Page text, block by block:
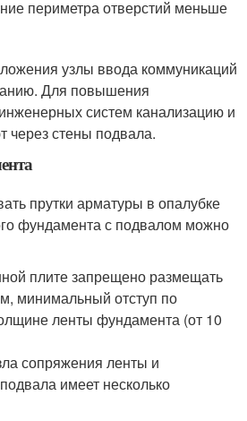
периметра отверстий меньше
узлы ввода коммуникаций
Для повышения
систем канализацию и
через стены подвала.
прутки арматуры в опалубке
фундамента с подвалом можно
плите запрещено размещать
минимальный отступ по
ленты фундамента (от 10
сопряжения ленты и
имеет несколько